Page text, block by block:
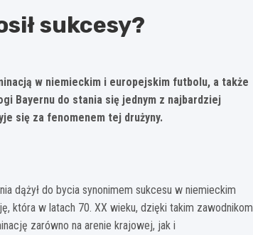
sukcesy?
w niemieckim i europejskim futbolu, a także
Bayernu do stania się jednym z najbardziej
się za fenomenem tej drużyny.
dążył do bycia synonimem sukcesu w niemieckim
która w latach 70. XX wieku, dzięki takim zawodnikom
zarówno na arenie krajowej, jak i